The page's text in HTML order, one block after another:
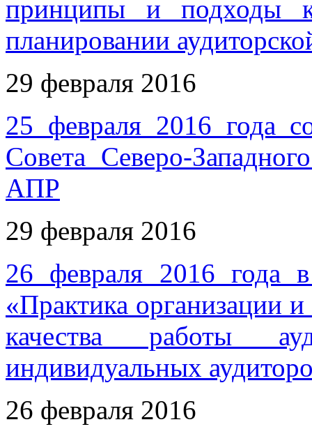
принципы и подходы
планировании
29 февраля 2016
25 февраля 2016 года
Совета Северо-
АПР
29 февраля 2016
26 февраля 2016 года
«Практика организации
качества работы
индивидуальных
26 февраля 2016